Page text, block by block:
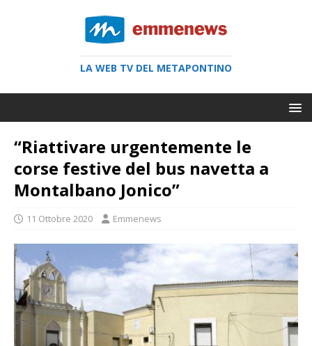
LA WEB TV DEL METAPONTINO
“Riattivare urgentemente le
corse festive del bus navetta a
Montalbano Jonico”
11 Ottobre 2020 Emmenews